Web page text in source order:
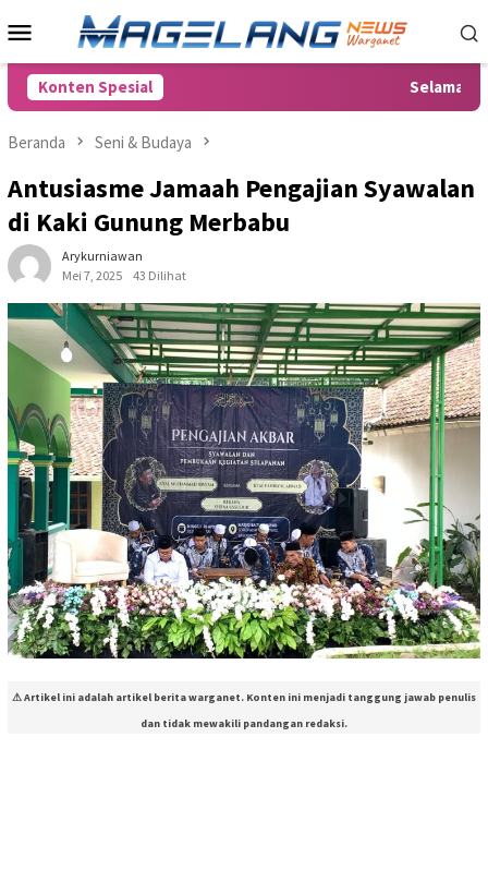
ke
Menu
Mobile
Konten Spesial Selamat
Beranda Seni & Budaya
Antusiasme Jamaah Pengajian Syawalan
di Kaki Gunung Merbabu
Arykurniawan
Mei 7, 2025
43 Dilihat
⚠ Artikel ini adalah artikel berita warganet. Konten ini menjadi tanggung jawab penulis
dan tidak mewakili pandangan redaksi.